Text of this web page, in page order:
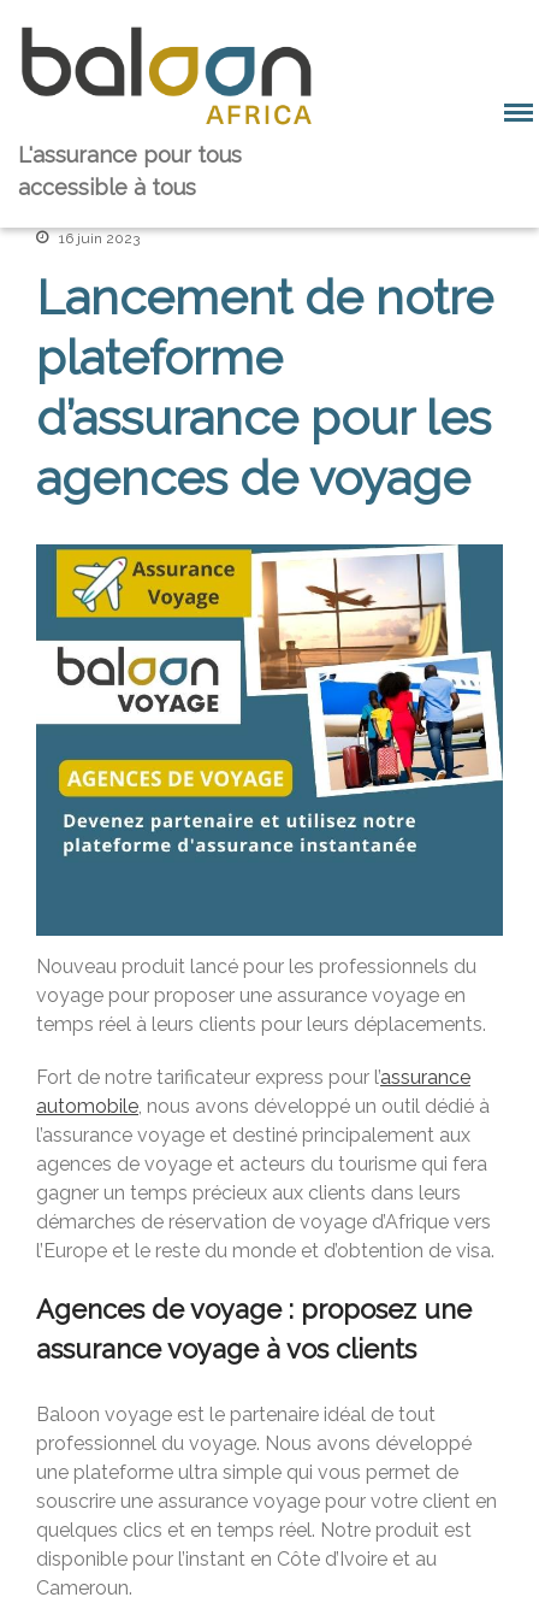
Notre histoire
Baloon Solution
Baloon Family
Les équipes pays
Rejoignez-nous
Baloon Actu
L'assurance pour tous
accessible à tous
16 juin 2023
Lancement de notre
plateforme
d’assurance pour les
agences de voyage
Nouveau produit lancé pour les professionnels du
voyage pour proposer une assurance voyage en
temps réel à leurs clients pour leurs déplacements.
Fort de notre tarificateur express pour l’assurance
automobile, nous avons développé un outil dédié à
l’assurance voyage et destiné principalement aux
agences de voyage et acteurs du tourisme qui fera
gagner un temps précieux aux clients dans leurs
démarches de réservation de voyage d’Afrique vers
l’Europe et le reste du monde et d’obtention de visa.
Agences de voyage : proposez une
assurance voyage à vos clients
Baloon voyage est le partenaire idéal de tout
professionnel du voyage. Nous avons développé
une plateforme ultra simple qui vous permet de
souscrire une assurance voyage pour votre client en
quelques clics et en temps réel. Notre produit est
disponible pour l’instant en Côte d’Ivoire et au
Cameroun.